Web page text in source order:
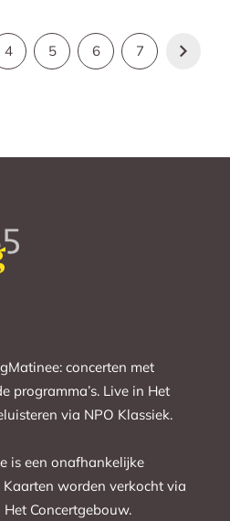
4 5 6 7
concerten met
programma’s. Live in Het
via NPO Klassiek.
is een onafhankelijke
worden verkocht via
Concertgebouw.